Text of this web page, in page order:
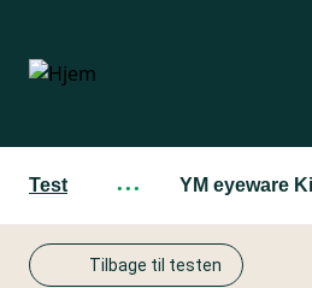
hovedindhold
Test ··· YM eyeware
Tilbage til testen